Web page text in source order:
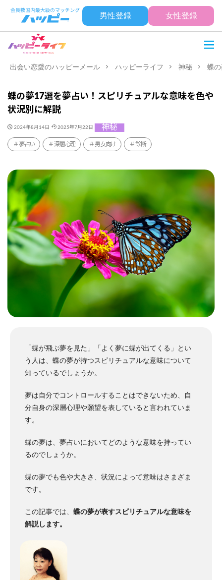
男性登録 女性登録
出会い恋愛のハッピーメール ハッピーライフ 神秘 蝶
蝶の夢17選を夢占い！スピリチュアルな意味を色や
状況別に解説
2024年8月14日 2025年7月22日 神秘
夢占い 深層心理 男女向け 診断
「蝶が飛ぶ夢を見た」「よく夢に蝶が出てくる」とい
う人は、蝶の夢が持つスピリチュアルな意味について
知っているでしょうか。
夢は自分でコントロールすることはできないため、自
分自身の深層心理や願望を表していると言われていま
す。
蝶の夢は、夢占いにおいてどのような意味を持ってい
るのでしょうか。
蝶の夢でも色や大きさ、状況によって意味はさまざま
です。
この記事では、 蝶の夢が表すスピリチュアルな意味を
解説します。